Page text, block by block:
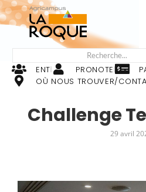
ENT PRONOTE
OÙ NOUS TROUVER/
Challenge
29 avril